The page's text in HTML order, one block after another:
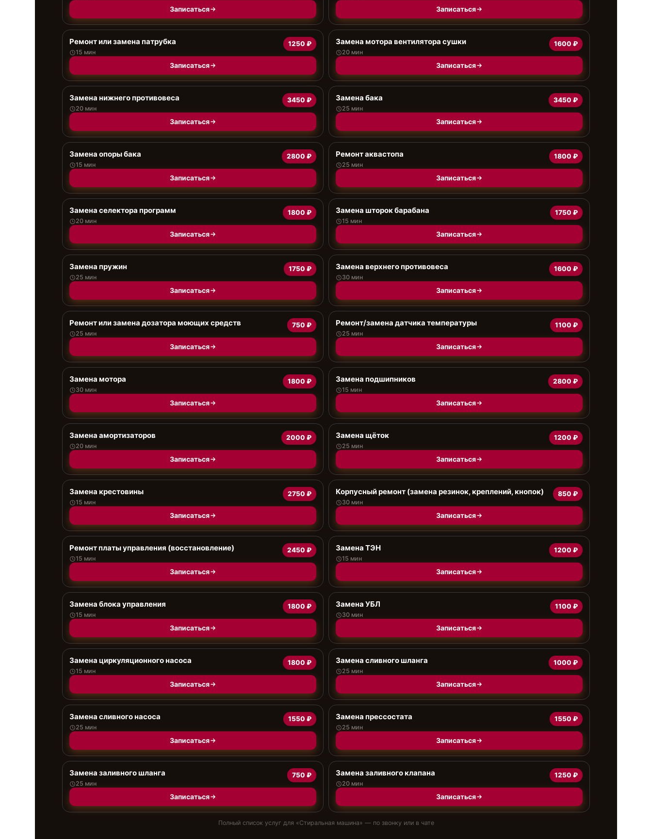
Записаться Записаться
Ремонт или замена патрубка
15 мин
1250 ₽
Записаться
Замена мотора вентилятора сушки
20 мин
1600 ₽
Записаться
Замена нижнего противовеса
20 мин
3450 ₽
Записаться
Замена бака
25 мин
3450 ₽
Записаться
Замена опоры бака
15 мин
2800 ₽
Записаться
Ремонт аквастопа
25 мин
1800 ₽
Записаться
Замена селектора программ
20 мин
1800 ₽
Записаться
Замена шторок барабана
15 мин
1750 ₽
Записаться
Замена пружин
25 мин
1750 ₽
Записаться
Замена верхнего противовеса
30 мин
1600 ₽
Записаться
Ремонт или замена дозатора моющих средств
25 мин
750 ₽
Записаться
Ремонт/замена датчика температуры
25 мин
1100 ₽
Записаться
Замена мотора
30 мин
1800 ₽
Записаться
Замена подшипников
15 мин
2800 ₽
Записаться
Замена амортизаторов
20 мин
2000 ₽
Записаться
Замена щёток
25 мин
1200 ₽
Записаться
Замена крестовины
15 мин
2750 ₽
Записаться
Корпусный ремонт (замена резинок, креплений, кнопок)
30 мин
850 ₽
Записаться
Ремонт платы управления (восстановление)
15 мин
2450 ₽
Записаться
Замена ТЭН
15 мин
1200 ₽
Записаться
Замена блока управления
15 мин
1800 ₽
Записаться
Замена УБЛ
30 мин
1100 ₽
Записаться
Замена циркуляционного насоса
15 мин
1800 ₽
Записаться
Замена сливного шланга
25 мин
1000 ₽
Записаться
Замена сливного насоса
25 мин
1550 ₽
Записаться
Замена прессостата
25 мин
1550 ₽
Записаться
Замена заливного шланга
25 мин
750 ₽
Записаться
Замена заливного клапана
20 мин
1250 ₽
Записаться
Полный список услуг для «Стиральная машина» — по звонку или в чате